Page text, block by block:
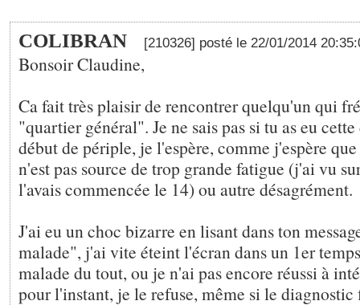
COLIBRAN [210326] posté le 22/01/2014
Bonsoir Claudine,
Ca fait très plaisir de rencontrer quelqu'un qui
"quartier général". Je ne sais pas si tu as eu
début de périple, je l'espère, comme j'espère
n'est pas source de trop grande fatigue (j'ai vu
l'avais commencée le 14) ou autre désagrément.
J'ai eu un choc bizarre en lisant dans ton
malade", j'ai vite éteint l'écran dans un 1er
malade du tout, ou je n'ai pas encore réussi à
pour l'instant, je le refuse, même si le